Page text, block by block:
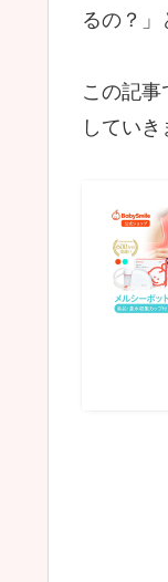
るの？」
この記
していき